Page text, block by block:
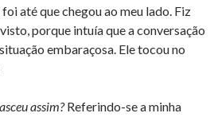
até que chegou ao meu lado. Fiz
porque intuía que a conversação
embaraçosa. Ele tocou no
assim?Referindo-se a minha